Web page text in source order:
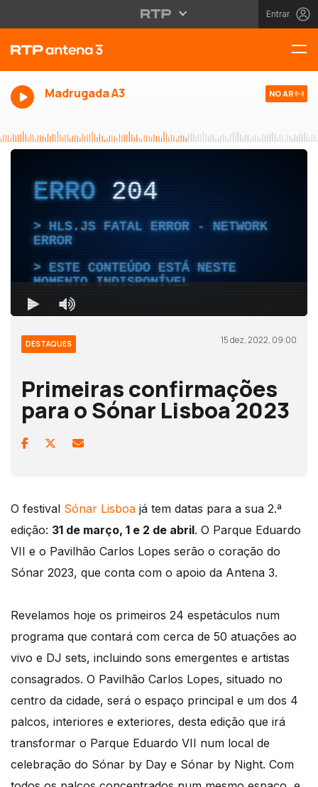
Entrar
Madrugada A3 NO AR
DESTAQUES 15 dez, 2022, 09:00
Primeiras confirmações
para o Sónar Lisboa 2023
O festival Sónar Lisboa já tem datas para a sua 2.ª
edição: 31 de março, 1 e 2 de abril. O Parque Eduardo
VII e o Pavilhão Carlos Lopes serão o coração do
Sónar 2023, que conta com o apoio da Antena 3.
Revelamos hoje os primeiros 24 espetáculos num
programa que contará com cerca de 50 atuações ao
vivo e DJ sets, incluindo sons emergentes e artistas
consagrados. O Pavilhão Carlos Lopes, situado no
centro da cidade, será o espaço principal e um dos 4
palcos, interiores e exteriores, desta edição que irá
transformar o Parque Eduardo VII num local de
celebração do Sónar by Day e Sónar by Night. Com